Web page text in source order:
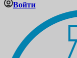
Войти